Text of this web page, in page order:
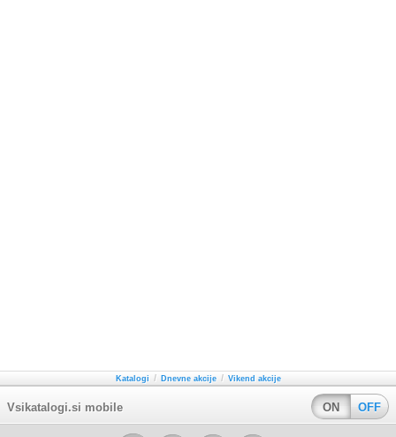
Katalogi / Dnevne akcije / Vikend akcije
Vsikatalogi.si mobile ON OFF